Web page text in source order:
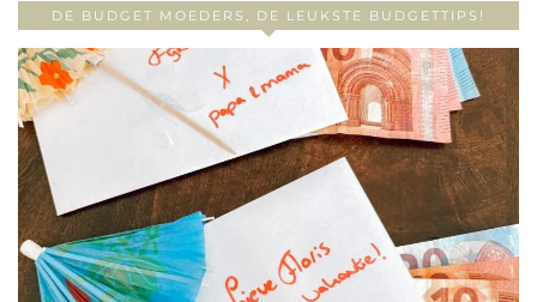
DE BUDGET MOEDERS, DE LEUKSTE BUDGETTIPS!